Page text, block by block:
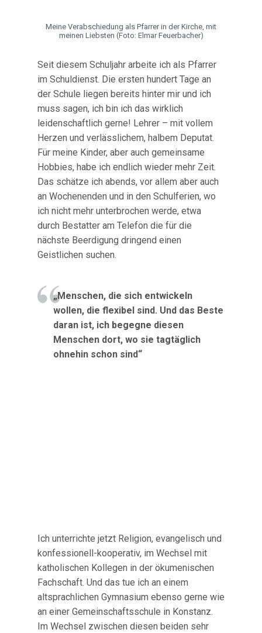
Meine Verabschiedung als Pfarrer in der Kirche, mit
meinen Liebsten (Foto: Elmar Feuerbacher)
Seit diesem Schuljahr arbeite ich als Pfarrer
im Schuldienst. Die ersten hundert Tage an
der Schule liegen bereits hinter mir und ich
muss sagen, ich bin ich das wirklich
leidenschaftlich gerne! Lehrer – mit vollem
Herzen und verlässlichem, halbem Deputat.
Für meine Kinder, aber auch gemeinsame
Hobbies, habe ich endlich wieder mehr Zeit.
Das schätze ich abends, vor allem aber auch
an Wochenenden und in den Schulferien, wo
ich nicht mehr unterbrochen werde, etwa
durch Bestatter am Telefon die für die
nächste Beerdigung dringend einen
Geistlichen suchen.
„Menschen, die sich entwickeln
wollen, die flexibel sind. Und das Beste
daran ist, ich begegne diesen
Menschen dort, wo sie tagtäglich
ohnehin schon sind“
Ich unterrichte jetzt Religion, evangelisch und
konfessionell-kooperativ, im Wechsel mit
katholischen Kollegen in der ökumenischen
Fachschaft. Und das tue ich an einem
altsprachlichen Gymnasium ebenso gerne wie
an einer Gemeinschaftsschule in Konstanz.
Im Wechsel zwischen diesen beiden sehr